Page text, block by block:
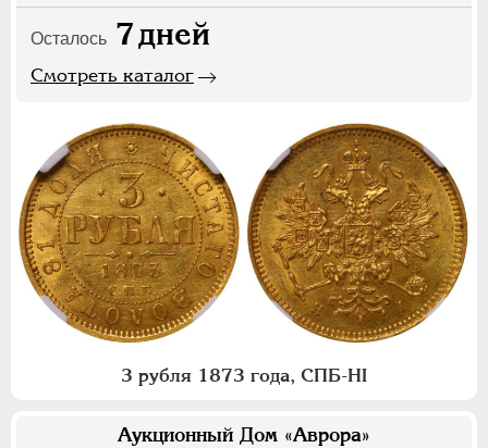
Осталось 7дней
Смотреть каталог
3 рубля 1873 года, СПБ-НI
Аукционный Дом «Аврора»